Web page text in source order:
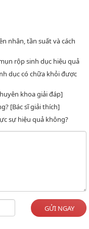
nhân, tần suất và cách
rộp sinh dục hiệu quả
dục có chữa khỏi được
khoa giải đáp]
[Bác sĩ giải thích]
sự hiệu quả không?
GỬI NGAY